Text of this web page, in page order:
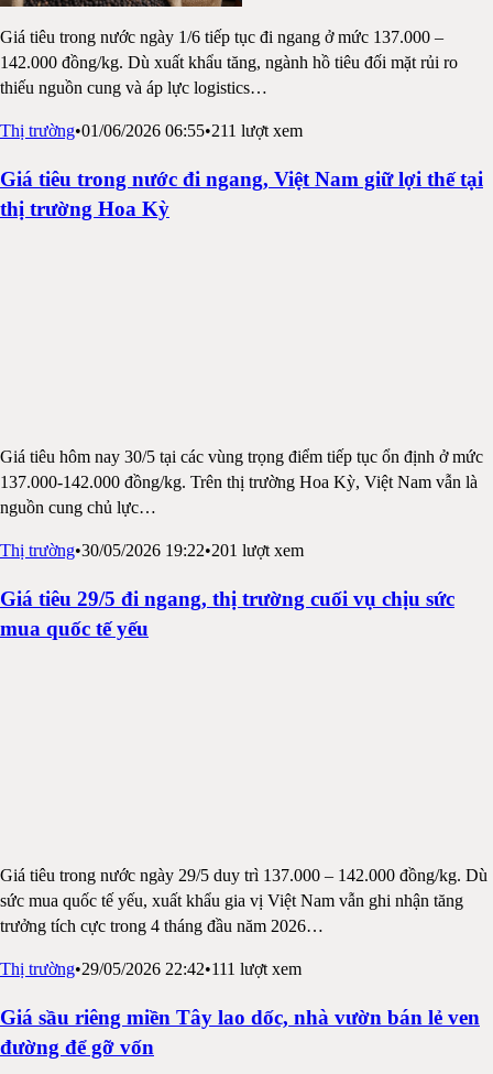
Giá tiêu trong nước ngày 1/6 tiếp tục đi ngang ở mức 137.000 –
142.000 đồng/kg. Dù xuất khẩu tăng, ngành hồ tiêu đối mặt rủi ro
thiếu nguồn cung và áp lực logistics…
Thị trường•01/06/2026 06:55•211 lượt xem
Giá tiêu trong nước đi ngang, Việt Nam giữ lợi thế tại
thị trường Hoa Kỳ
Giá tiêu hôm nay 30/5 tại các vùng trọng điểm tiếp tục ổn định ở mức
137.000-142.000 đồng/kg. Trên thị trường Hoa Kỳ, Việt Nam vẫn là
nguồn cung chủ lực…
Thị trường•30/05/2026 19:22•201 lượt xem
Giá tiêu 29/5 đi ngang, thị trường cuối vụ chịu sức
mua quốc tế yếu
Giá tiêu trong nước ngày 29/5 duy trì 137.000 – 142.000 đồng/kg. Dù
sức mua quốc tế yếu, xuất khẩu gia vị Việt Nam vẫn ghi nhận tăng
trưởng tích cực trong 4 tháng đầu năm 2026…
Thị trường•29/05/2026 22:42•111 lượt xem
Giá sầu riêng miền Tây lao dốc, nhà vườn bán lẻ ven
đường để gỡ vốn